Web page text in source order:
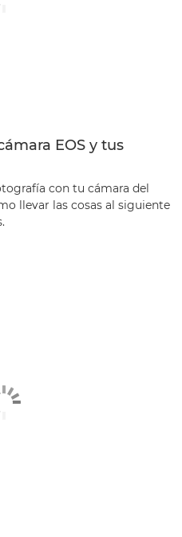
EOS y tus
con tu cámara del
llevar las cosas al siguiente